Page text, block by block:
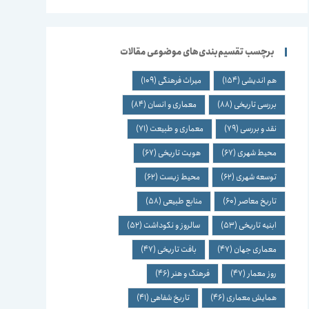
برچسب تقسیم‌بندی‌های موضوعی مقالات
هم اندیشی (154) میراث فرهنگی (109)
بررسی تاریخی (88) معماری و انسان (84)
نقد و بررسی (79) معماری و طبیعت (71)
محیط شهری (67) هویت تاریخی (67)
توسعه شهری (62) محیط زیست (62)
تاریخ معاصر (60) منابع طبیعی (58)
ابنیه تاریخی (53) سالروز و نکوداشت (52)
معماری جهان (47) بافت تاریخی (47)
روز معمار (47) فرهنگ و هنر (46)
همایش معماری (46) تاریخ شفاهی (41)